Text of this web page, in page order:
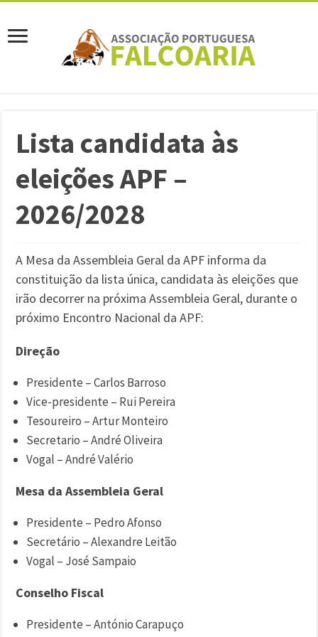
Lista candidata às
eleições APF –
2026/2028
A Mesa da Assembleia Geral da APF informa da
constituição da lista única, candidata às eleições que
irão decorrer na próxima Assembleia Geral, durante o
próximo Encontro Nacional da APF:
Direção
Presidente – Carlos Barroso
Vice-presidente – Rui Pereira
Tesoureiro – Artur Monteiro
Secretario – André Oliveira
Vogal – André Valério
Mesa da Assembleia Geral
Presidente – Pedro Afonso
Secretário – Alexandre Leitão
Vogal – José Sampaio
Conselho Fiscal
Presidente – António Carapuço